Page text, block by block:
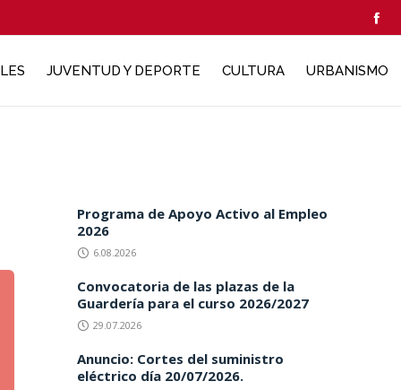
JUVENTUD Y DEPORTE CULTURA URBANISMO
Programa de Apoyo Activo al Empleo
2026
6.08.2026
Convocatoria de las plazas de la
Guardería para el curso 2026/2027
29.07.2026
Anuncio: Cortes del suministro
eléctrico día 20/07/2026.